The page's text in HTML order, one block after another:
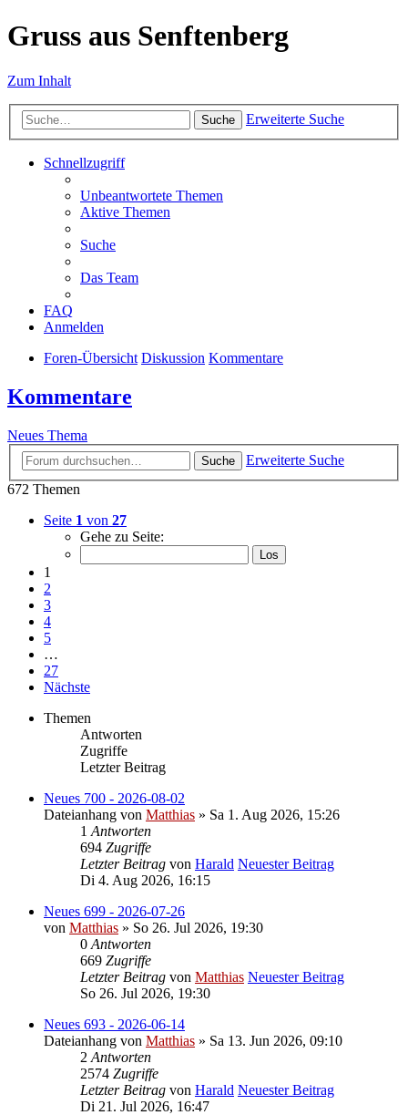
Gruss aus Senftenberg
Zum Inhalt
Suche Erweiterte Suche
Schnellzugriff
Unbeantwortete Themen
Aktive Themen
Suche
Das Team
FAQ
Anmelden
Foren-Übersicht Diskussion Kommentare
Kommentare
Neues Thema
Suche
Erweiterte Suche
672 Themen
Seite 1 von 27
Gehe zu Seite:
1
2
3
4
5
…
27
Nächste
Themen
Antworten
Zugriffe
Letzter Beitrag
Neues 700 - 2026-08-02
Dateianhang von Matthias » Sa 1. Aug 2026, 15:26
1 Antworten
694 Zugriffe
Letzter Beitrag von Harald Neuester Beitrag
Di 4. Aug 2026, 16:15
Neues 699 - 2026-07-26
von Matthias » So 26. Jul 2026, 19:30
0 Antworten
669 Zugriffe
Letzter Beitrag von Matthias Neuester Beitrag
So 26. Jul 2026, 19:30
Neues 693 - 2026-06-14
Dateianhang von Matthias » Sa 13. Jun 2026, 09:10
2 Antworten
2574 Zugriffe
Letzter Beitrag von Harald Neuester Beitrag
Di 21. Jul 2026, 16:47